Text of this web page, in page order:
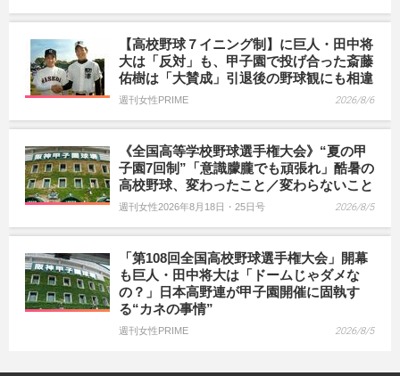
【高校野球７イニング制】に巨人・田中将
大は「反対」も、甲子園で投げ合った斎藤
佑樹は「大賛成」引退後の野球観にも相違
週刊女性PRIME 2026/8/6
《全国高等学校野球選手権大会》“夏の甲
子園7回制”「意識朦朧でも頑張れ」酷暑の
高校野球、変わったこと／変わらないこと
週刊女性2026年8月18日・25日号 2026/8/5
「第108回全国高校野球選手権大会」開幕
も巨人・田中将大は「ドームじゃダメな
の？」日本高野連が甲子園開催に固執す
る“カネの事情”
週刊女性PRIME 2026/8/5